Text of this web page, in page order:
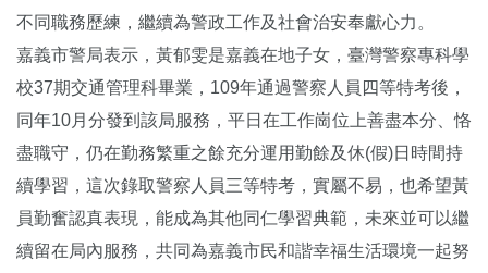
不同職務歷練， 繼續為警政工作及社會治安奉獻心力。
嘉義市警局表示，黃郁雯是嘉義在地子女， 臺灣警察專科學
校37期交通管理科畢業， 109年通過警察人員四等特考後，
同年10月分發到該局服務， 平日在工作崗位上善盡本分、恪
盡職守， 仍在勤務繁重之餘充分運用勤餘及休(假)日時間持
續學習， 這次錄取警察人員三等特考，實屬不易，也希望黃
員勤奮認真表現， 能成為其他同仁學習典範，未來並可以繼
續留在局內服務， 共同為嘉義市民和諧幸福生活環境一起努